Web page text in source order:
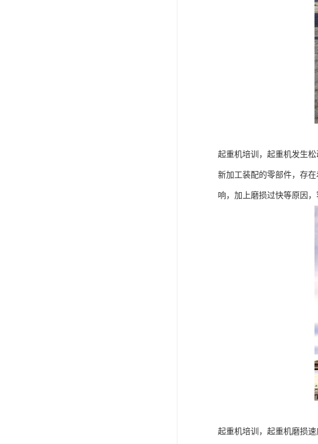
起重机培训，起重机发生松
新加工装配的零部件，存
响，加上磨损过快等原因
起重机培训，起重机磨损速